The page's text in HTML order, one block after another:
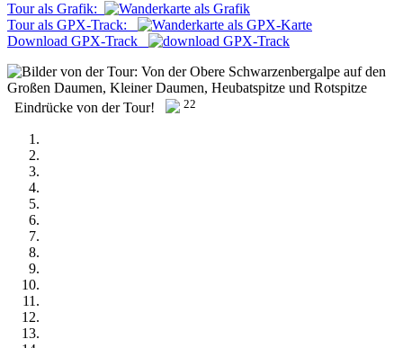
Tour als Grafik:
Tour als GPX-Track:
Download GPX-Track
Eindrücke von der Tour! 22